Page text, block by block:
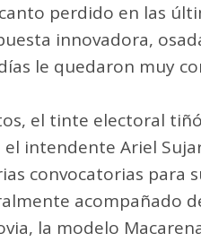
perdido en las
innovadora,
le quedaron muy
el tinte electoral
el intendente Ariel
convocatorias para
acompañado
la modelo